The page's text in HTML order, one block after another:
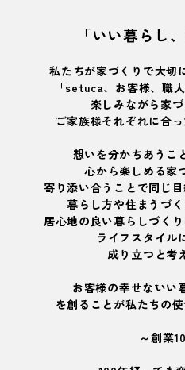
「いい暮らし
私たちが家づくりで大切
「setuca、お客様、職
¨楽しみながら家
¨ご家族様それぞれに合っ
想いを分かちあうこ
心から楽しめる家
寄り添い合うことで同じ
暮らし方や住まうづく
居心地の良い暮らしづく
ライフスタイル
成り立つと考
お客様の幸せな¨いい
を創ることが私たちの
～創業